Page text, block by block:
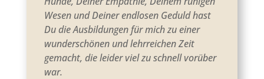
Wesen und Deiner endlosen Geduld hast
Du die Ausbildungen für mich zu einer
wunderschönen und lehrreichen Zeit
gemacht, die leider viel zu schnell vorüber
war.